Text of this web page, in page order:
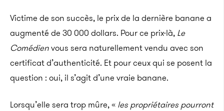
Victime de son succès, le prix de la dernière banane a
augmenté de 30 000 dollars. Pour ce prix-là, Le
Comédienvous sera naturellement vendu avec son
certificat d’authenticité. Et pour ceux qui se posent la
question : oui, il s’agit d’une vraie banane.
Lorsqu’elle sera trop mûre, « les propriétaires pourront